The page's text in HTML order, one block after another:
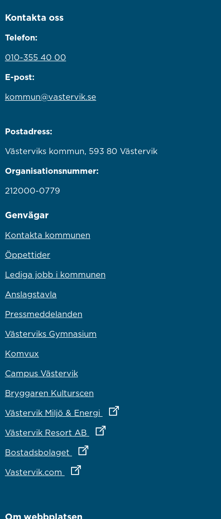
Kontakta oss
Telefon:
010-355 40 00
E-post:
kommun@vastervik.se
Postadress:
Västerviks kommun, 593 80 Västervik
Organisationsnummer:
212000-0779
Genvägar
Kontakta kommunen
Öppettider
Lediga jobb i kommunen
Anslagstavla
Pressmeddelanden
Västerviks Gymnasium
Komvux
Campus Västervik
Bryggaren Kulturscen
Västervik Miljö & Energi
Länk till annan webbplats
Västervik Resort AB Länk till annan webbplats
Bostadsbolaget Länk till annan webbplats
Vastervik.com Länk till annan webbplats
Om webbplatsen